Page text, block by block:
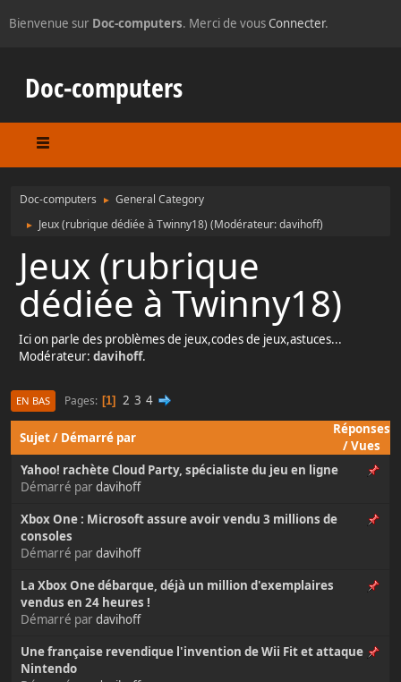
Bienvenue sur Doc-computers. Merci de vousConnecter.
Doc-computers
Doc-computers ► General Category
► Jeux (rubrique dédiée à Twinny18) (Modérateur:davihoff)
Jeux (rubrique
dédiée à Twinny18)
Ici on parle des problèmes de jeux,codes de jeux,astuces...
Modérateur: davihoff.
EN BAS Pages 1 2 3 4
Sujet/ Démarré par
Réponses
/Vues
Yahoo! rachète Cloud Party, spécialiste du jeu en ligne
Démarré pardavihoff
Xbox One : Microsoft assure avoir vendu 3 millions de
consoles
Démarré pardavihoff
La Xbox One débarque, déjà un million d'exemplaires
vendus en 24 heures !
Démarré pardavihoff
Une française revendique l'invention de Wii Fit et attaque
Nintendo